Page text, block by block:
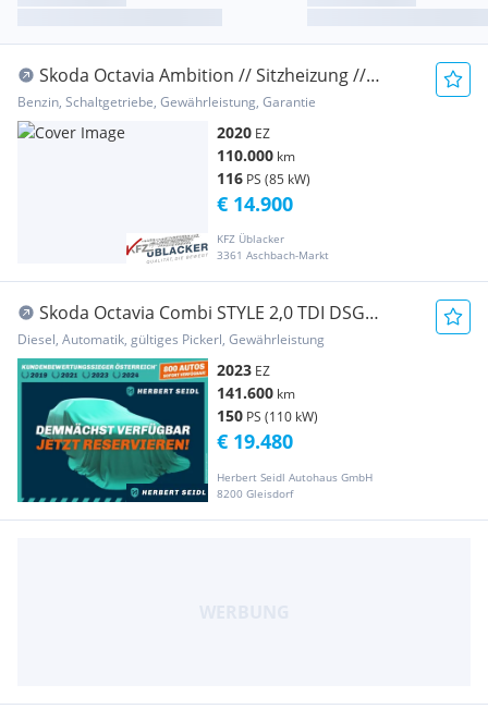
Skoda Octavia Ambition // Sitzheizung //
Klimaautomat...
Benzin, Schaltgetriebe, Gewährleistung, Garantie
2020 EZ
110.000 km
116 PS (85 kW)
KFZ Üblacker
3361 Aschbach-Markt
€ 14.900
Skoda Octavia Combi STYLE 2,0 TDI DSG
*VOLL-LED MIT D...
Diesel, Automatik, gültiges Pickerl, Gewährleistung
2023 EZ
141.600 km
150 PS (110 kW)
Herbert Seidl Autohaus GmbH
8200 Gleisdorf
€ 19.480